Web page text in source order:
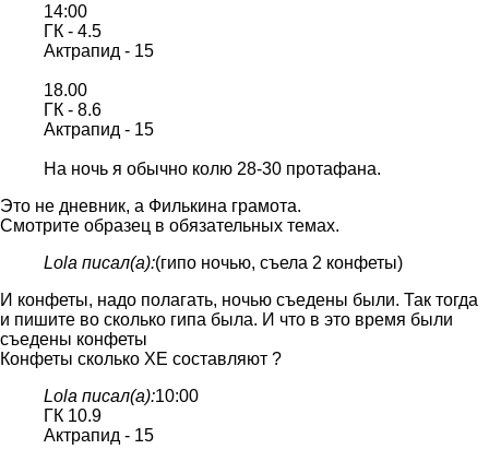
14:00
ГК - 4.5
Актрапид - 15
18.00
ГК - 8.6
Актрапид - 15
На ночь я обычно колю 28-30 протафана.
Это не дневник, а Филькина грамота.
Смотрите образец в обязательных темах.
Lola писал(а):(гипо ночью, съела 2 конфеты)
И конфеты, надо полагать, ночью съедены были. Так тогда
и пишите во сколько гипа была. И что в это время были
съедены конфеты
Конфеты сколько ХЕ составляют ?
Lola писал(а):10:00
ГК 10.9
Актрапид - 15